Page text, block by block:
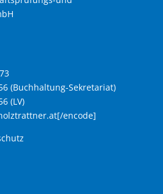
(Buchhaltung-Sekretariat)
(LV)
encode]